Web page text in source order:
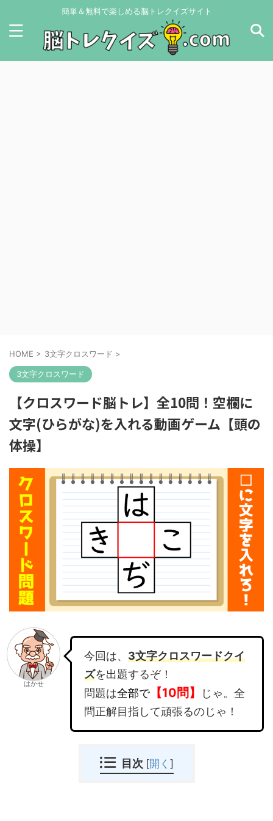
簡単＆無料で楽しめる脳トレクイズサイト
HOME > 3文字クロスワード >
3文字クロスワード
【クロスワード脳トレ】全10問！空欄に
文字(ひらがな)を入れる動画ゲーム【頭の
体操】
はかせ
今回は、 3文字クロスワードクイ
ズを出題するぞ！
問題は全部で【10問】
じゃ。全
問正解目指して頑張るのじゃ！
目次 [開く ]